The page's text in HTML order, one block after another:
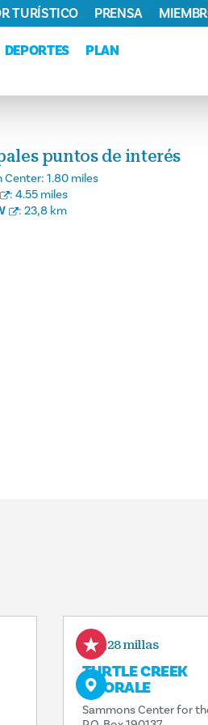
DEPORTES
PLAN
TURÍSTICO PRENSA
puntos de interés
Center: 1.80 miles
: 4.55 miles
: 23,8 km
0,28 millas
TURTLE CREEK
CHORALE
Sammons Center for